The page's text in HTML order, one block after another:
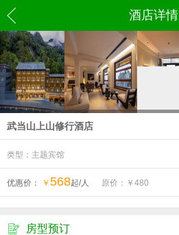
酒店详情
武当山上山修行酒店
类型：主题宾馆
优惠价： ￥ 568起/人 原价：￥ 480
房型预订